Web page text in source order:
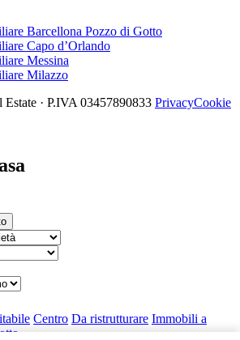
Barcellona Pozzo di Gotto
Capo d’Orlando
Messina
Milazzo
· P.IVA 03457890833 PrivacyCookie
Centro Da ristrutturare Immobili a